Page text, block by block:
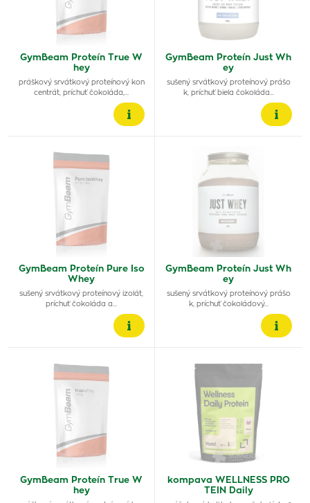
GymBeam Proteín True W
hey
práškový srvátkový proteínový kon
centrát, príchuť čokoláda,…
GymBeam Proteín Just Wh
ey
sušený srvátkový proteínový prášo
k, príchuť biela čokoláda…
GymBeam Proteín Pure Iso
Whey
sušený srvátkový proteínový izolát,
príchuť čokoláda a…
GymBeam Proteín Just Wh
ey
sušený srvátkový proteínový prášo
k, príchuť čokoládový…
GymBeam Proteín True W
hey
kompava WELLNESS PRO
TEIN Daily